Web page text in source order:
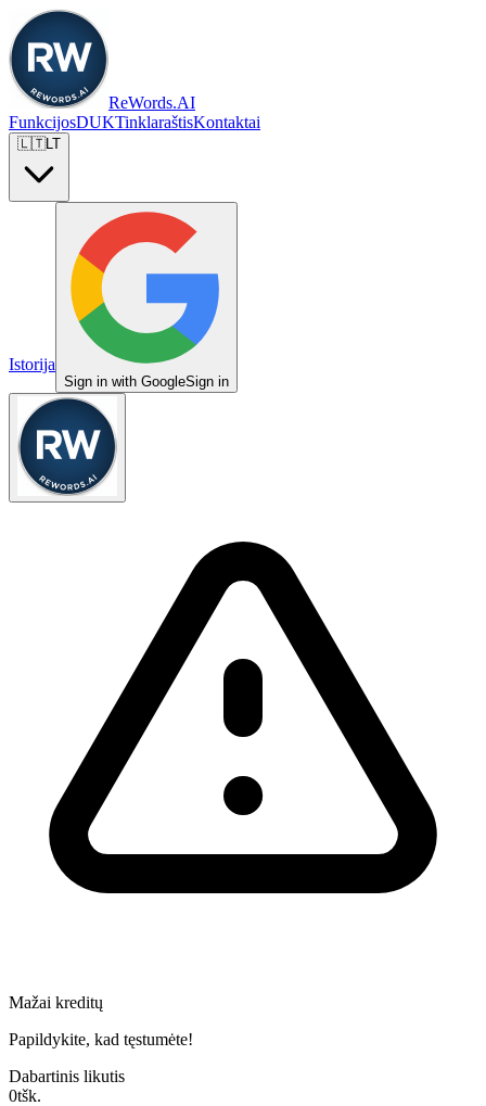
ReWords.AI
FunkcijosDUKTinklaraštisKontaktai
🇱🇹LT
Istorija
Sign in with GoogleSign in
Mažai kreditų
Papildykite, kad tęstumėte!
Dabartinis likutis
0tšk.